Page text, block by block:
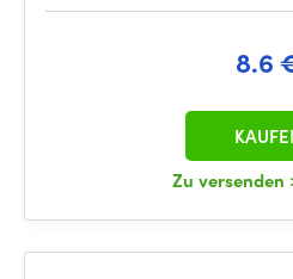
8.6
Zu versenden